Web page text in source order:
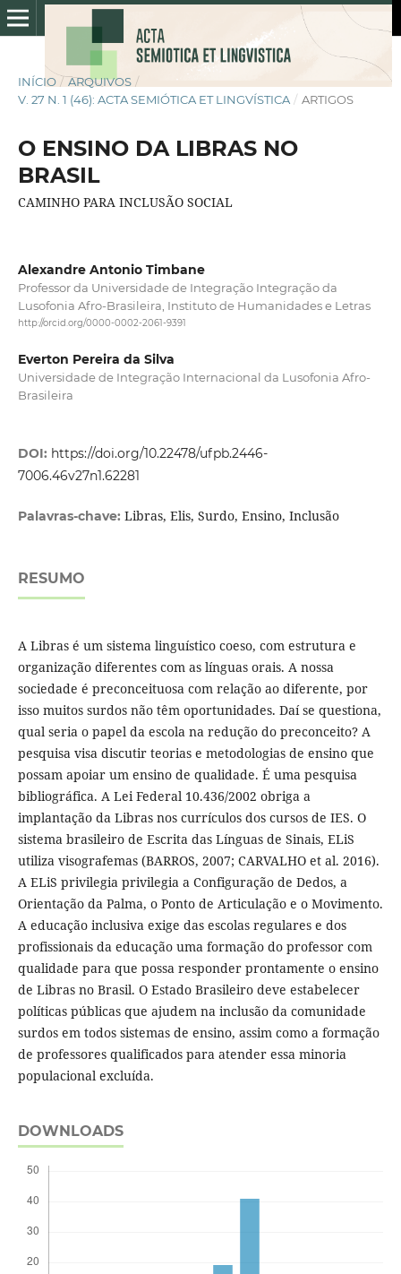
INÍCIO / ARQUIVOS /
V. 27 N. 1 (46): ACTA SEMIÓTICA ET LINGVÍSTICA / ARTIGOS
O ENSINO DA LIBRAS NO
BRASIL
CAMINHO PARA INCLUSÃO SOCIAL
Alexandre Antonio Timbane
Professor da Universidade de Integração Integração da
Lusofonia Afro-Brasileira, Instituto de Humanidades e Letras
http://orcid.org/0000-0002-2061-9391
Everton Pereira da Silva
Universidade de Integração Internacional da Lusofonia Afro-
Brasileira
DOI: https://doi.org/10.22478/ufpb.2446-
7006.46v27n1.62281
Palavras-chave: Libras, Elis, Surdo, Ensino, Inclusão
RESUMO
A Libras é um sistema linguístico coeso, com estrutura e
organização diferentes com as línguas orais. A nossa
sociedade é preconceituosa com relação ao diferente, por
isso muitos surdos não têm oportunidades. Daí se questiona,
qual seria o papel da escola na redução do preconceito? A
pesquisa visa discutir teorias e metodologias de ensino que
possam apoiar um ensino de qualidade. É uma pesquisa
bibliográfica. A Lei Federal 10.436/2002 obriga a
implantação da Libras nos currículos dos cursos de IES. O
sistema brasileiro de Escrita das Línguas de Sinais, ELiS
utiliza visografemas (BARROS, 2007; CARVALHO et al. 2016).
A ELiS privilegia privilegia a Configuração de Dedos, a
Orientação da Palma, o Ponto de Articulação e o Movimento.
A educação inclusiva exige das escolas regulares e dos
profissionais da educação uma formação do professor com
qualidade para que possa responder prontamente o ensino
de Libras no Brasil. O Estado Brasileiro deve estabelecer
políticas públicas que ajudem na inclusão da comunidade
surdos em todos sistemas de ensino, assim como a formação
de professores qualificados para atender essa minoria
populacional excluída.
DOWNLOADS